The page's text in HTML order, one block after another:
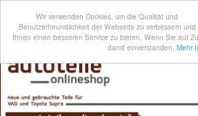
Wir verwenden Cookies, um die Qualität und
Benutzerfreundlichkeit der Webseite zu verbessern und
Ihnen einen besseren Service zu bieten. Wenn Sie auf
damit einverstanden. Mehr